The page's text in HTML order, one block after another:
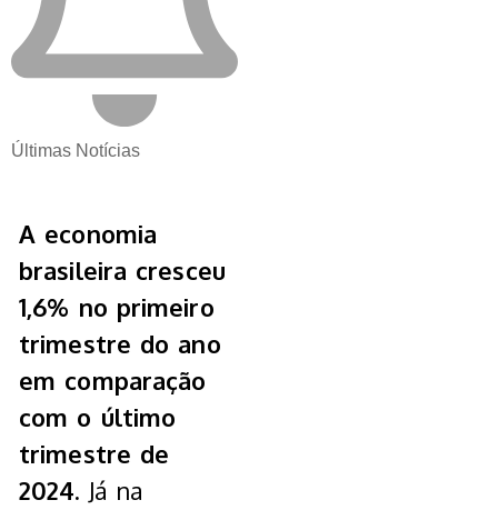
Últimas Notícias
A economia
brasileira cresceu
1,6% no primeiro
trimestre do ano
em comparação
com o último
trimestre de
2024. Já na